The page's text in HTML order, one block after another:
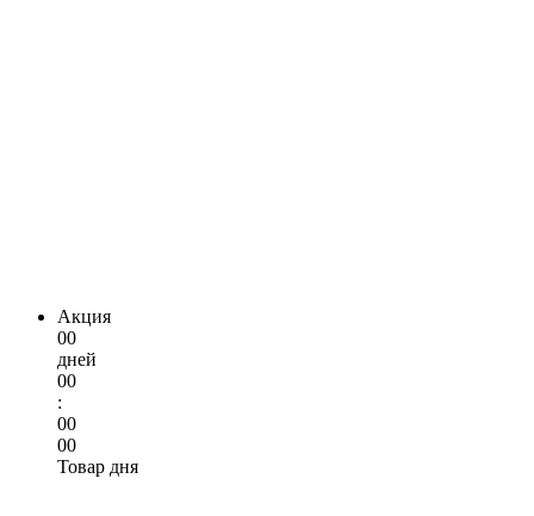
Акция
00
дней
00
:
00
00
Товар дня